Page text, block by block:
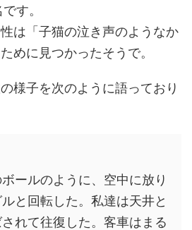
す。
は「子猫の泣き声のようなか
めに見つかったそうで。
様子を次のように語っており
ボールのように、空中に放り
と回転した。私達は天井と
れて往復した。客車はまる